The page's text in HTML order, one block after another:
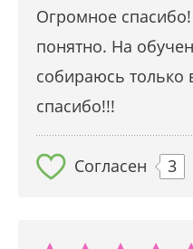
Огромное
понятно. На
собираюсь только
спасибо!!!
Согласен 3